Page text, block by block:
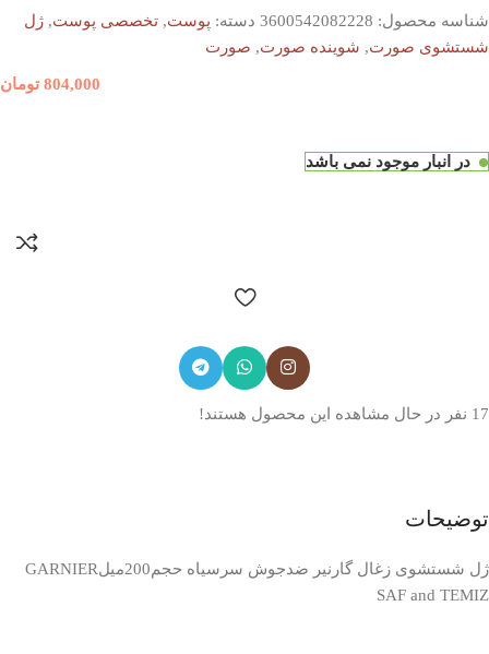
شناسه محصول: 3600542082228 دسته: پوست, تخصصی پوست, ژل
شستشوی صورت, شوینده صورت, صورت
804,000 تومان
در انبار موجود نمی باشد
17 نفر در حال مشاهده این محصول هستند!
توضیحات
ژل شستشوی زغال گارنیر ضدجوش سرسیاه حجم200میلGARNIER
SAF and TEMIZ